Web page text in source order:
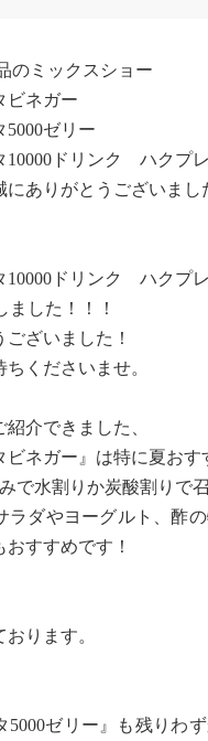
のミックスショー
ビネガー
5000ゼリー
10000ドリンク ハクプ
ありがとうございまし
10000ドリンク ハクプ
ました！！！
ざいました！
くださいませ。
介できました、
ビネガー』は特に夏おす
で水割りか炭酸割りで
ラダやヨーグルト、酢
すすめです！
ります。
5000ゼリー』も残りわ